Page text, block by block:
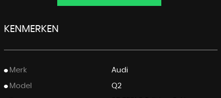
KENMERKEN
Merk Audi
Model Q2